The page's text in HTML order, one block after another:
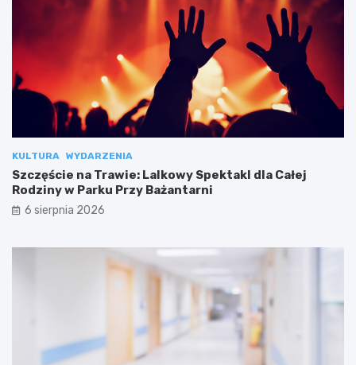
KULTURA WYDARZENIA
Szczęście na Trawie: Lalkowy Spektakl dla Całej
Rodziny w Parku Przy Bażantarni
6 sierpnia 2026